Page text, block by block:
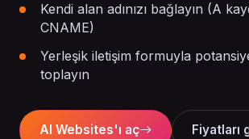
Kendi alan adınızı bağlayın (A
CNAME)
Yerleşik iletişim formuyla
toplayın
AI Websites'ı aç Fiyatları